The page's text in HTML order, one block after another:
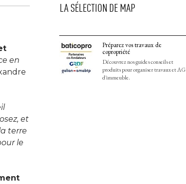
en
et
terre
le
LA SÉLECTION DE MAP
Préparez vos travaux de
copropriété
Découvrez nos guides conseils et
produits pour organiser travaux et AG
d'immeuble.